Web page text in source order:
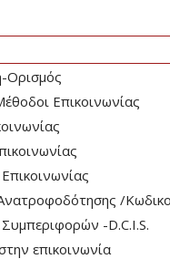
Ορισμός
Επικοινωνίας
/
-D.C.I.S.
επικοινωνία